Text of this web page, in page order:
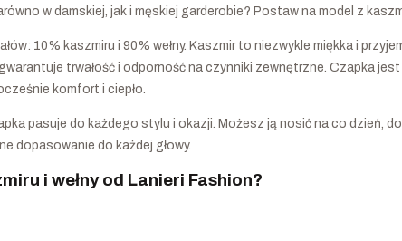
w damskiej, jak i męskiej garderobie? Postaw na model z
10% kaszmiru i 90% wełny. Kaszmir to niezwykle miękka i
trwałość i odporność na czynniki zewnętrzne. Czapka
komfort i ciepło.
pasuje do każdego stylu i okazji. Możesz ją nosić na co dzień,
dopasowanie do każdej głowy.
i wełny od Lanieri Fashion?